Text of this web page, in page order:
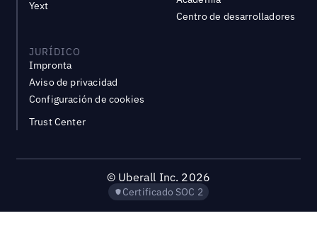
Yext
Centro de desarrolladores
JURÍDICO
Impronta
Aviso de privacidad
Configuración de cookies
Trust Center
© Uberall Inc. 2026
Certificado SOC 2